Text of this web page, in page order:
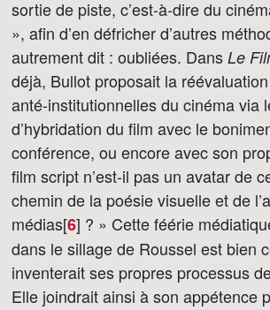
sortie de piste, c’est-à-dire du
», afin d’en défricher d’autres
autrement dit : oubliées. Dans Le
déjà, Bullot proposait la
anté-institutionnelles du cinéma via
d’hybridation du film avec le
conférence, ou encore avec son
film script n’est-il pas un avatar de
chemin de la poésie visuelle et de
médias[6] ? » Cette féérie
dans le sillage de Roussel est bien
inventerait ses propres processus
Elle joindrait ainsi à son appétence